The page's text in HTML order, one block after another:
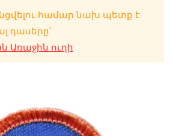
համար նախ պետք է
դասերը՝
Առաջին ուղի